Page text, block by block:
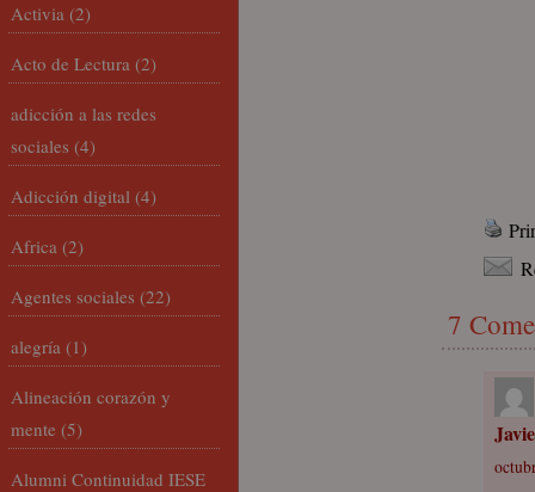
7
Activia (2)
Acto de Lectura (2)
adicción a las redes
sociales (4)
Adicción digital (4)
Africa (2)
Agentes sociales (22)
alegría (1)
Alineación corazón y
mente (5)
Alumni Continuidad IESE